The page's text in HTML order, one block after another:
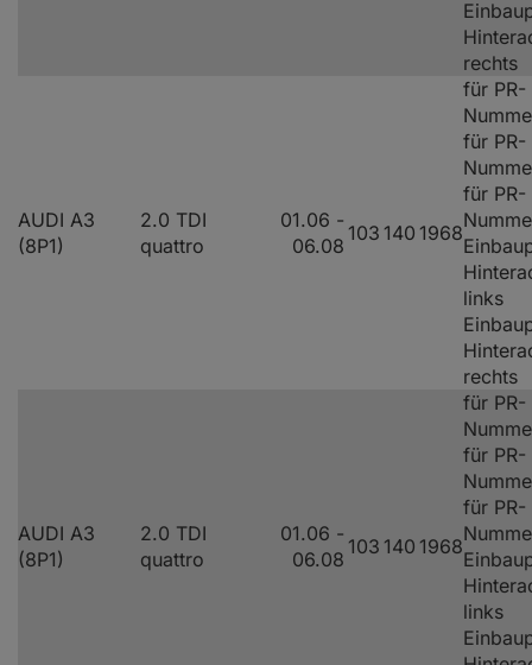
rechts
AUDI A3
(8P1)
2.0 TDI
quattro
01.06 -
06.08
103 140 1968
für PR-
für PR-
für PR-
links
rechts
AUDI A3
(8P1)
2.0 TDI
quattro
01.06 -
06.08
103 140 1968
für PR-
für PR-
für PR-
links